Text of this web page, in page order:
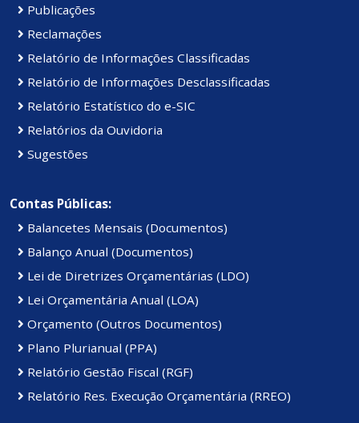
Publicações
Reclamações
Relatório de Informações Classificadas
Relatório de Informações Desclassificadas
Relatório Estatístico do e-SIC
Relatórios da Ouvidoria
Sugestões
Contas Públicas:
Balancetes Mensais (Documentos)
Balanço Anual (Documentos)
Lei de Diretrizes Orçamentárias (LDO)
Lei Orçamentária Anual (LOA)
Orçamento (Outros Documentos)
Plano Plurianual (PPA)
Relatório Gestão Fiscal (RGF)
Relatório Res. Execução Orçamentária (RREO)